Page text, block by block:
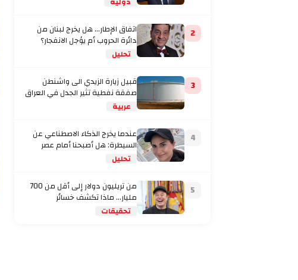
2 اتفاق الإطار... هل يخرج لبنان من
دائرة الحروب أم يؤجل الانفجار؟
تحليل
3 قبيل زيارة الزيدي الى واشنطن
صفقة نفطية تثير الجدل في العراق
عربية
4 عندما يخرج الذكاء الاصطناعي عن
السيطرة: هل أصبحنا أمام عصر
تحليل
5 من تريليون دولار إلى أقل من 700
مليار… ماذا تكشف خسائر
تحقيقات